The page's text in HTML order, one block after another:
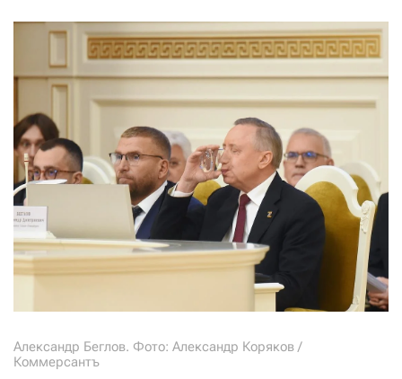
Александр Беглов. Фото: Александр Коряков /
Коммерсантъ